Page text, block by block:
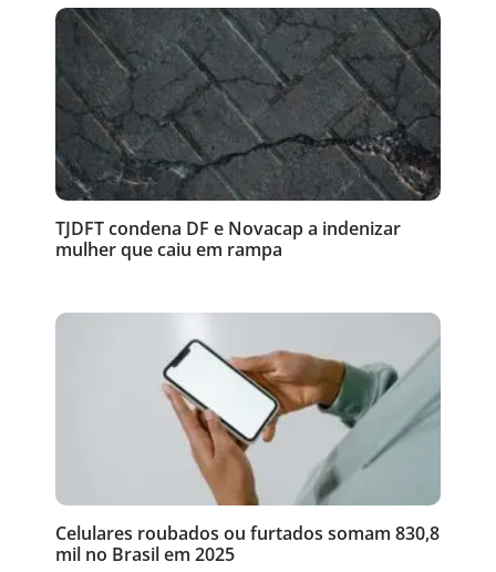
TJDFT condena DF e Novacap a indenizar
mulher que caiu em rampa
Celulares roubados ou furtados somam 830,8
mil no Brasil em 2025